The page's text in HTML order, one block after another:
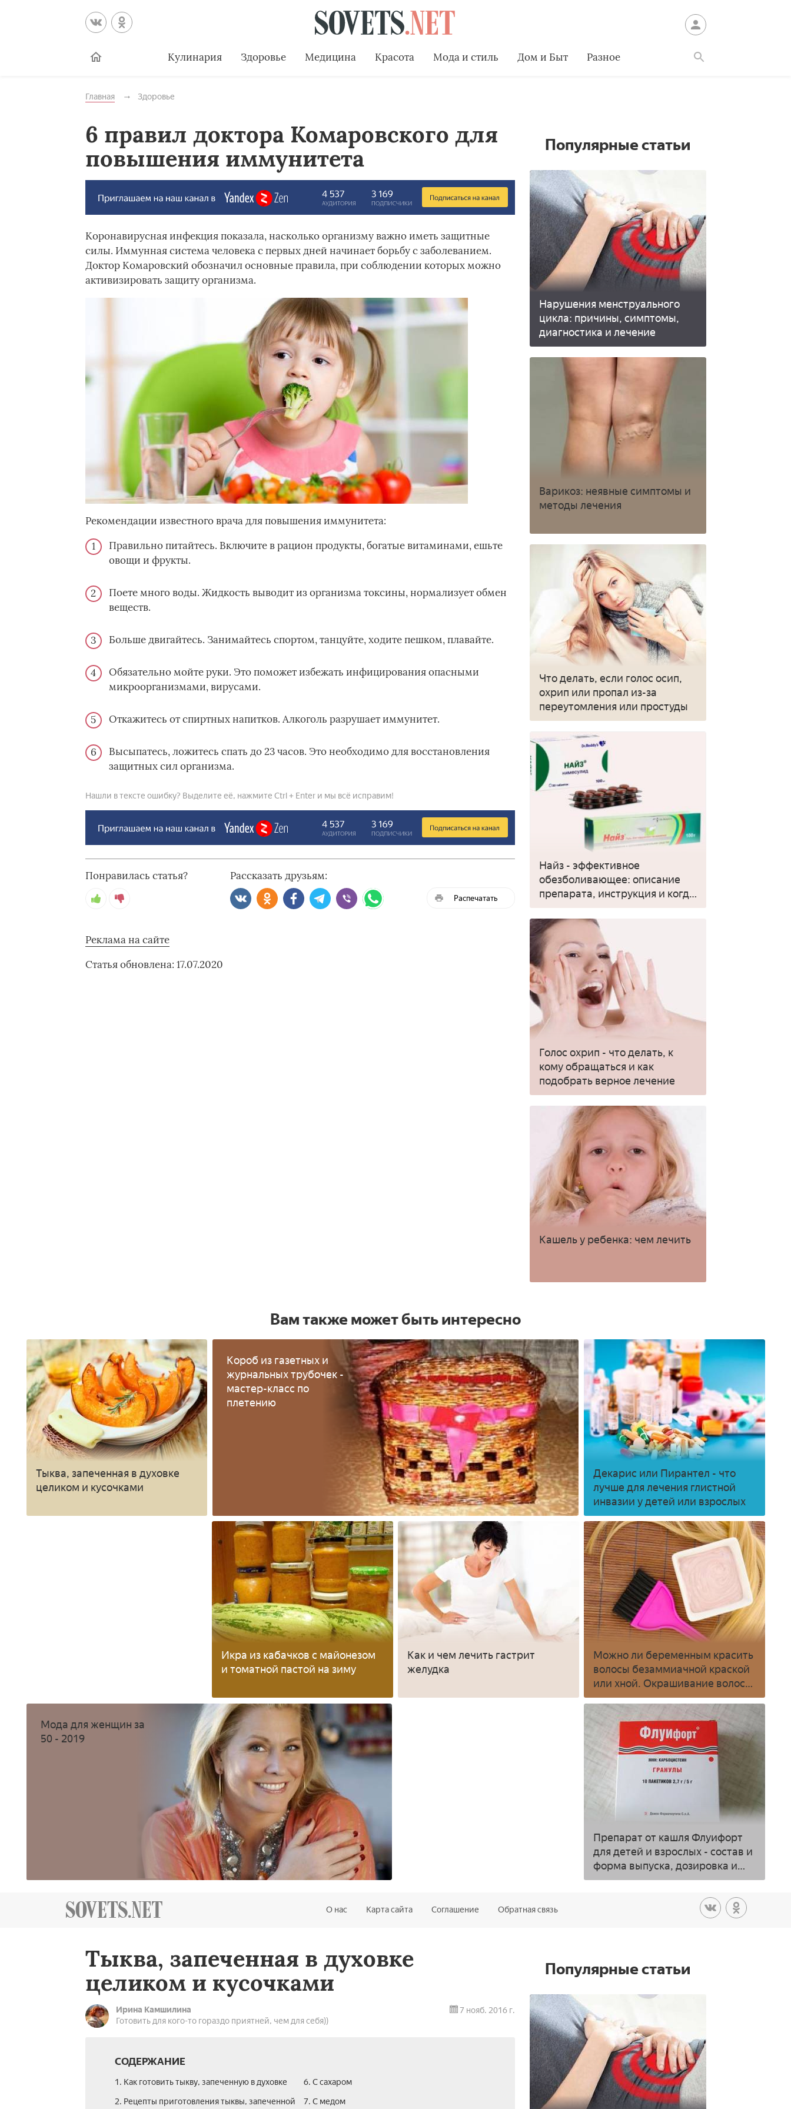
Кулинария Здоровье Медицина Красота Мода и стиль Дом и Быт Разное
Главная Здоровье
6 правил доктора Комаровского для
повышения иммунитета
Коронавирусная инфекция показала, насколько организму важно иметь защитные
силы. Иммунная система человека с первых дней начинает борьбу с заболеванием.
Доктор Комаровский обозначил основные правила, при соблюдении которых можно
активизировать защиту организма.
Рекомендации известного врача для повышения иммунитета:
Правильно питайтесь. Включите в рацион продукты, богатые витаминами, ешьте
овощи и фрукты.
Поете много воды. Жидкость выводит из организма токсины, нормализует обмен
веществ.
Больше двигайтесь. Занимайтесь спортом, танцуйте, ходите пешком, плавайте.
Обязательно мойте руки. Это поможет избежать инфицирования опасными
микроорганизмами, вирусами.
Откажитесь от спиртных напитков. Алкоголь разрушает иммунитет.
Высыпатесь, ложитесь спать до 23 часов. Это необходимо для восстановления
защитных сил организма.
Нашли в тексте ошибку? Выделите её, нажмите Ctrl + Enter и мы всё исправим!
Понравилась статья? Рассказать друзьям:
Распечатать
Реклама на сайте
Статья обновлена: 17.07.2020
Популярные статьи
Нарушения менструального
цикла: причины, симптомы,
диагностика и лечение
Варикоз: неявные симптомы и
методы лечения
Что делать, если голос осип,
охрип или пропал из-за
переутомления или простуды
Найз - эффективное
обезболивающее: описание
препарата, инструкция и когда
применять
Голос охрип - что делать, к
кому обращаться и как
подобрать верное лечение
Кашель у ребенка: чем лечить
Вам также может быть интересно
Тыква, запеченная в духовке
целиком и кусочками
Короб из газетных и
журнальных трубочек -
мастер-класс по
плетению
Декарис или Пирантел - что
лучше для лечения глистной
инвазии у детей или взрослых
Икра из кабачков с майонезом
и томатной пастой на зиму
Как и чем лечить гастрит
желудка
Можно ли беременным красить
волосы безаммиачной краской
или хной. Окрашивание волос
при беременности
Мода для женщин за
50 - 2019
Препарат от кашля Флуифорт
для детей и взрослых - состав и
форма выпуска, дозировка и
противопоказания
О нас Карта сайта Соглашение Обратная связь
Тыква, запеченная в духовке
целиком и кусочками
Ирина Камшилина
Готовить для кого-то гораздо приятней, чем для себя))
7 нояб. 2016 г.
СОДЕРЖАНИЕ
1. Как готовить тыкву, запеченную в духовке
2. Рецепты приготовления тыквы, запеченной
6. С сахаром
7. С медом
Популярные статьи